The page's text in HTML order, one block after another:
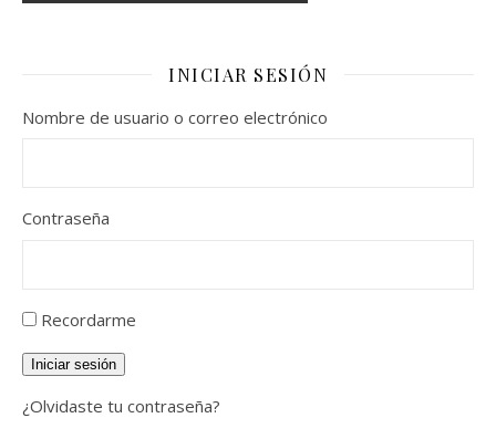
INICIAR SESIÓN
Nombre de usuario o correo electrónico
Contraseña
Recordarme
Iniciar sesión
¿Olvidaste tu contraseña?